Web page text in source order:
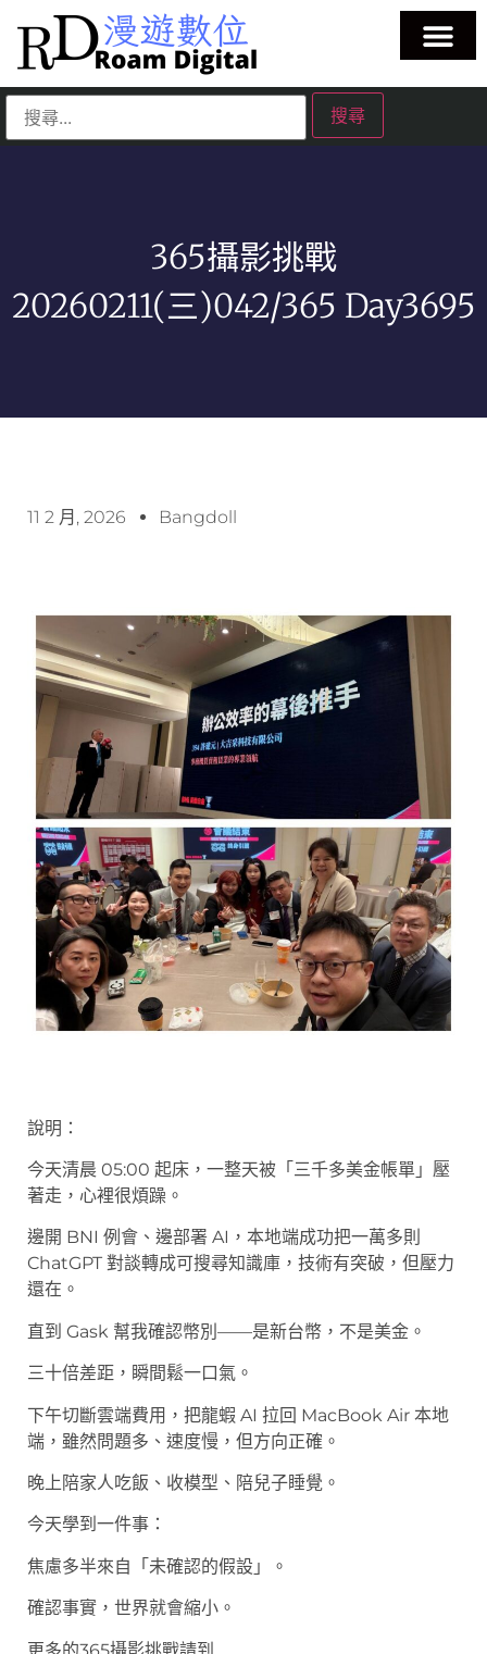
365攝影挑戰
20260211(三)042/365 Day3695
11 2 月, 2026 Bangdoll
說明：
今天清晨 05:00 起床，一整天被「三千多美金帳單」壓
著走，心裡很煩躁。
邊開 BNI 例會、邊部署 AI，本地端成功把一萬多則
ChatGPT 對談轉成可搜尋知識庫，技術有突破，但壓力
還在。
直到 Gask 幫我確認幣別——是新台幣，不是美金。
三十倍差距，瞬間鬆一口氣。
下午切斷雲端費用，把龍蝦 AI 拉回 MacBook Air 本地
端，雖然問題多、速度慢，但方向正確。
晚上陪家人吃飯、收模型、陪兒子睡覺。
今天學到一件事：
焦慮多半來自「未確認的假設」。
確認事實，世界就會縮小。
更多的365攝影挑戰請到